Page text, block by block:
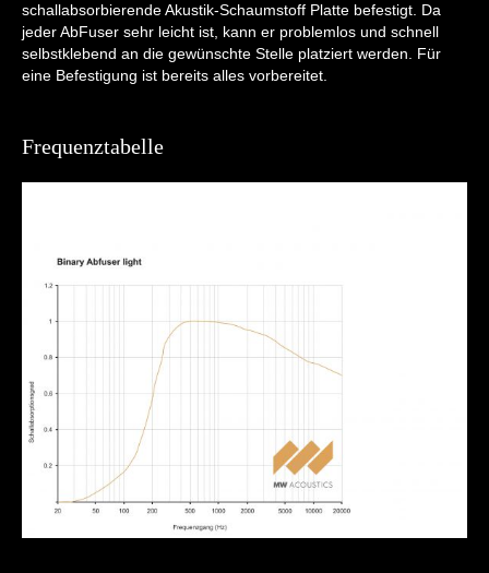
schallabsorbierende Akustik-Schaumstoff Platte befestigt. Da
jeder AbFuser sehr leicht ist, kann er problemlos und schnell
selbstklebend an die gewünschte Stelle platziert werden. Für
eine Befestigung ist bereits alles vorbereitet.
Frequenztabelle